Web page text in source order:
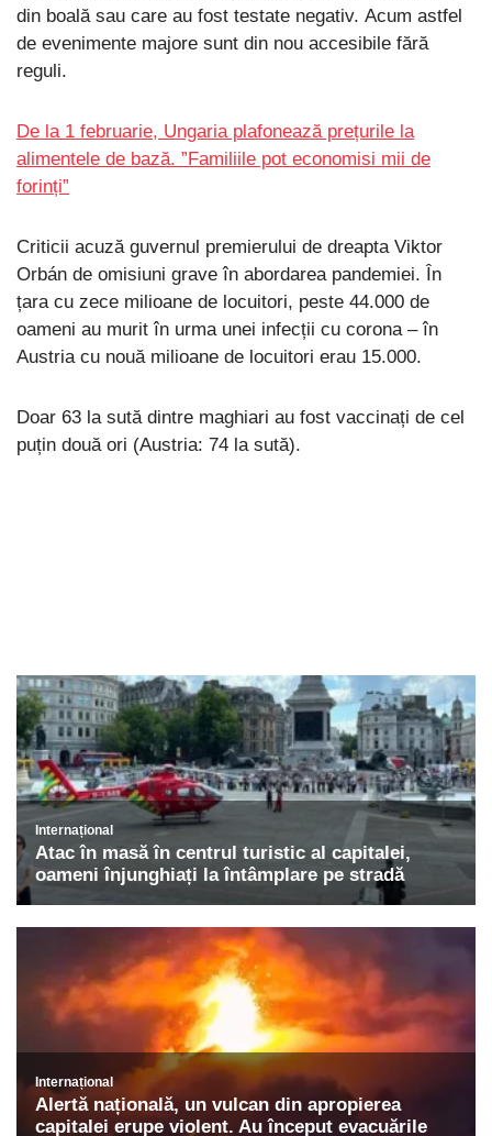
din boală sau care au fost testate negativ. Acum astfel
de evenimente majore sunt din nou accesibile fără
reguli.
De la 1 februarie, Ungaria plafonează prețurile la
alimentele de bază. ”Familiile pot economisi mii de
forinți”
Criticii acuză guvernul premierului de dreapta Viktor
Orbán de omisiuni grave în abordarea pandemiei. În
țara cu zece milioane de locuitori, peste 44.000 de
oameni au murit în urma unei infecții cu corona – în
Austria cu nouă milioane de locuitori erau 15.000.
Doar 63 la sută dintre maghiari au fost vaccinați de cel
puțin două ori (Austria: 74 la sută).